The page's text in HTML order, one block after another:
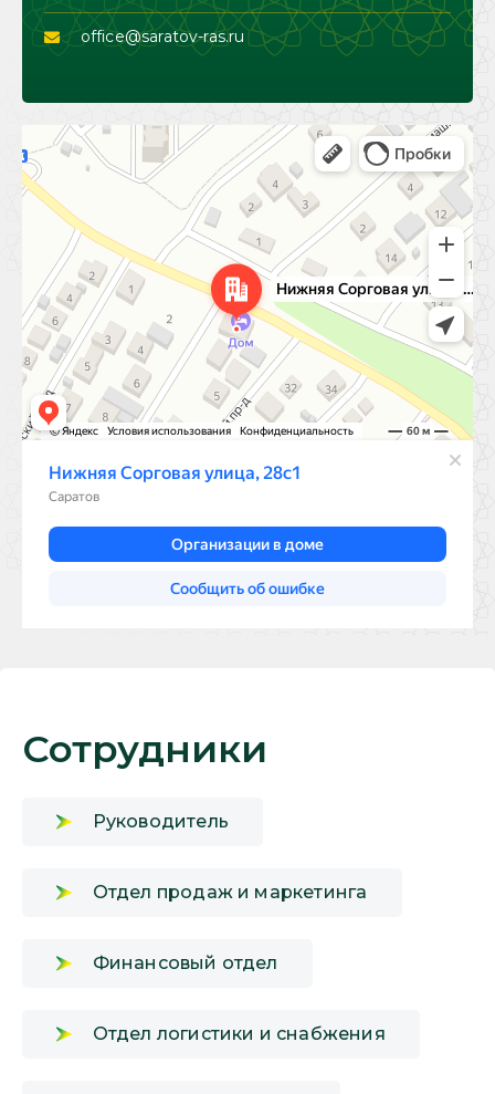
office@saratov-ras.ru
Саратов
Нижняя Сорговая улица, 28с1 — Яндекс Карты
Сотрудники
Руководитель
Отдел продаж и маркетинга
Финансовый отдел
Отдел логистики и снабжения